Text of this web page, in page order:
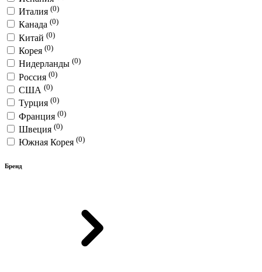
Италия (0)
Канада (0)
Китай (0)
Корея (0)
Нидерланды (0)
Россия (0)
США (0)
Турция (0)
Франция (0)
Швеция (0)
Южная Корея (0)
Бренд